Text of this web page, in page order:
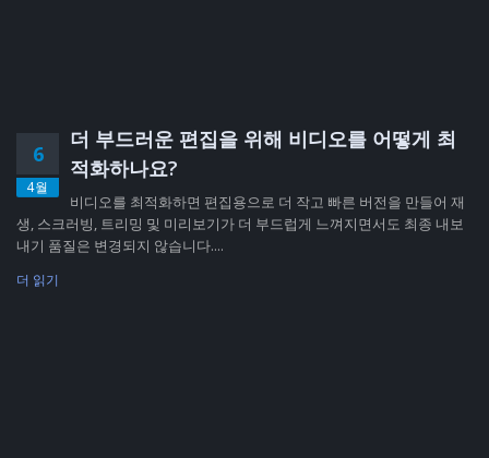
6
4월
더 부드러운 편집을 위해 비디오를 어떻게 최
적화하나요?
비디오를 최적화하면 편집용으로 더 작고 빠른 버전을 만들어 재
생, 스크러빙, 트리밍 및 미리보기가 더 부드럽게 느껴지면서도 최종 내보
내기 품질은 변경되지 않습니다....
더 읽기